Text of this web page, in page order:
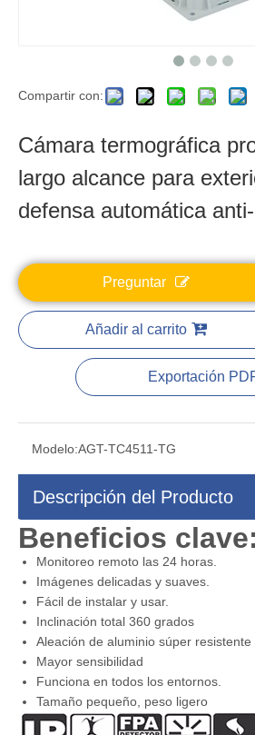
Compartir con:
Cámara termográfica
largo alcance para
defensa automática
Preguntar
Añadir al carrito
Exportación
Modelo:AGT-TC4511-TG
Descripción del Producto
Beneficios clave:
Monitoreo remoto las 24 horas.
Imágenes delicadas y suaves.
Fácil de instalar y usar.
Inclinación total 360 grados
Aleación de aluminio súper resistente
Mayor sensibilidad
Funciona en todos los entornos.
Tamaño pequeño, peso ligero